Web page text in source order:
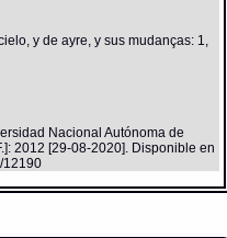
y de ayre, y sus mudanças: 1,
Nacional Autónoma de
2012 [29-08-2020]. Disponible en
12190